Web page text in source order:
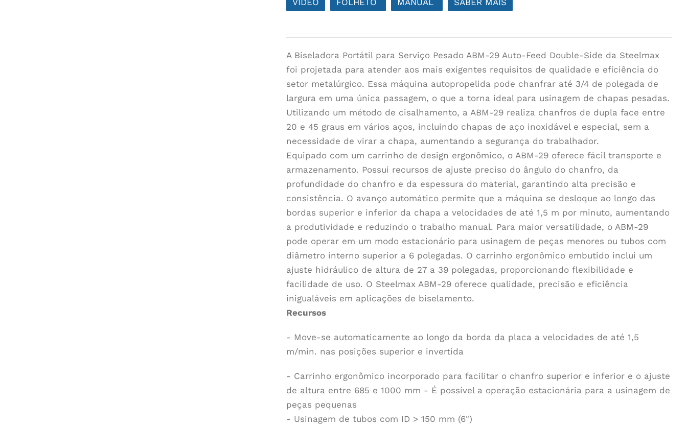
FOLHETO
MANUAL
VÍDEO SABER MAIS
A Biseladora Portátil para Serviço Pesado ABM-29 Auto-Feed Double-Side da Steelmax
foi projetada para atender aos mais exigentes requisitos de qualidade e eficiência do
setor metalúrgico. Essa máquina autopropelida pode chanfrar até 3/4 de polegada de
largura em uma única passagem, o que a torna ideal para usinagem de chapas pesadas.
Utilizando um método de cisalhamento, a ABM-29 realiza chanfros de dupla face entre
20 e 45 graus em vários aços, incluindo chapas de aço inoxidável e especial, sem a
necessidade de virar a chapa, aumentando a segurança do trabalhador.
Equipado com um carrinho de design ergonômico, o ABM-29 oferece fácil transporte e
armazenamento. Possui recursos de ajuste preciso do ângulo do chanfro, da
profundidade do chanfro e da espessura do material, garantindo alta precisão e
consistência. O avanço automático permite que a máquina se desloque ao longo das
bordas superior e inferior da chapa a velocidades de até 1,5 m por minuto, aumentando
a produtividade e reduzindo o trabalho manual. Para maior versatilidade, o ABM-29
pode operar em um modo estacionário para usinagem de peças menores ou tubos com
diâmetro interno superior a 6 polegadas. O carrinho ergonômico embutido inclui um
ajuste hidráulico de altura de 27 a 39 polegadas, proporcionando flexibilidade e
facilidade de uso. O Steelmax ABM-29 oferece qualidade, precisão e eficiência
inigualáveis em aplicações de biselamento.
Recursos
- Move-se automaticamente ao longo da borda da placa a velocidades de até 1,5
m/min. nas posições superior e invertida
- Carrinho ergonômico incorporado para facilitar o chanfro superior e inferior e o ajuste
de altura entre 685 e 1000 mm - É possível a operação estacionária para a usinagem de
peças pequenas
- Usinagem de tubos com ID > 150 mm (6")